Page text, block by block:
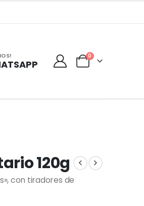
0
120g
con tiradores de